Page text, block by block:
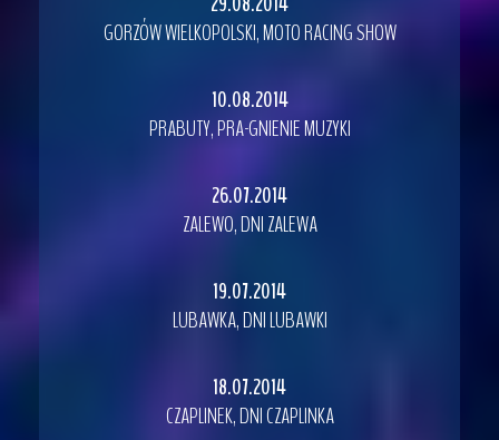
GORZÓW WIELKOPOLSKI, MOTO RACING SHOW
10.08.2014
PRABUTY, PRA-GNIENIE MUZYKI
26.07.2014
ZALEWO, DNI ZALEWA
19.07.2014
LUBAWKA, DNI LUBAWKI
18.07.2014
CZAPLINEK, DNI CZAPLINKA